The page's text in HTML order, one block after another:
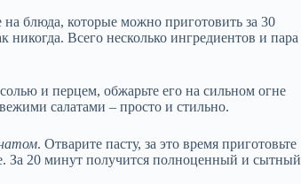
блюда, которые можно приготовить за 30
Всего несколько ингредиентов и пара
и перцем, обжарьте его на сильном огне
салатами – просто и стильно.
. Отварите пасту, за это время приготовьте
За 20 минут получится полноценный и сытный